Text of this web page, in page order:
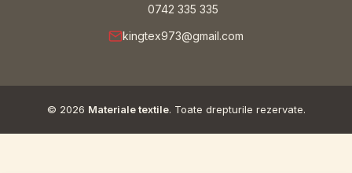
0742 335 335
kingtex973@gmail.com
© 2026 Materiale textile. Toate drepturile rezervate.